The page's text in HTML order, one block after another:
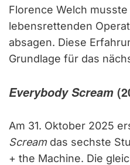
Florence Welch
lebensrettenden
absagen. Diese
Grundlage für das
Everybody Scream
Am 31. Oktober 2025
Screamdas sechste
+ the Machine. Die